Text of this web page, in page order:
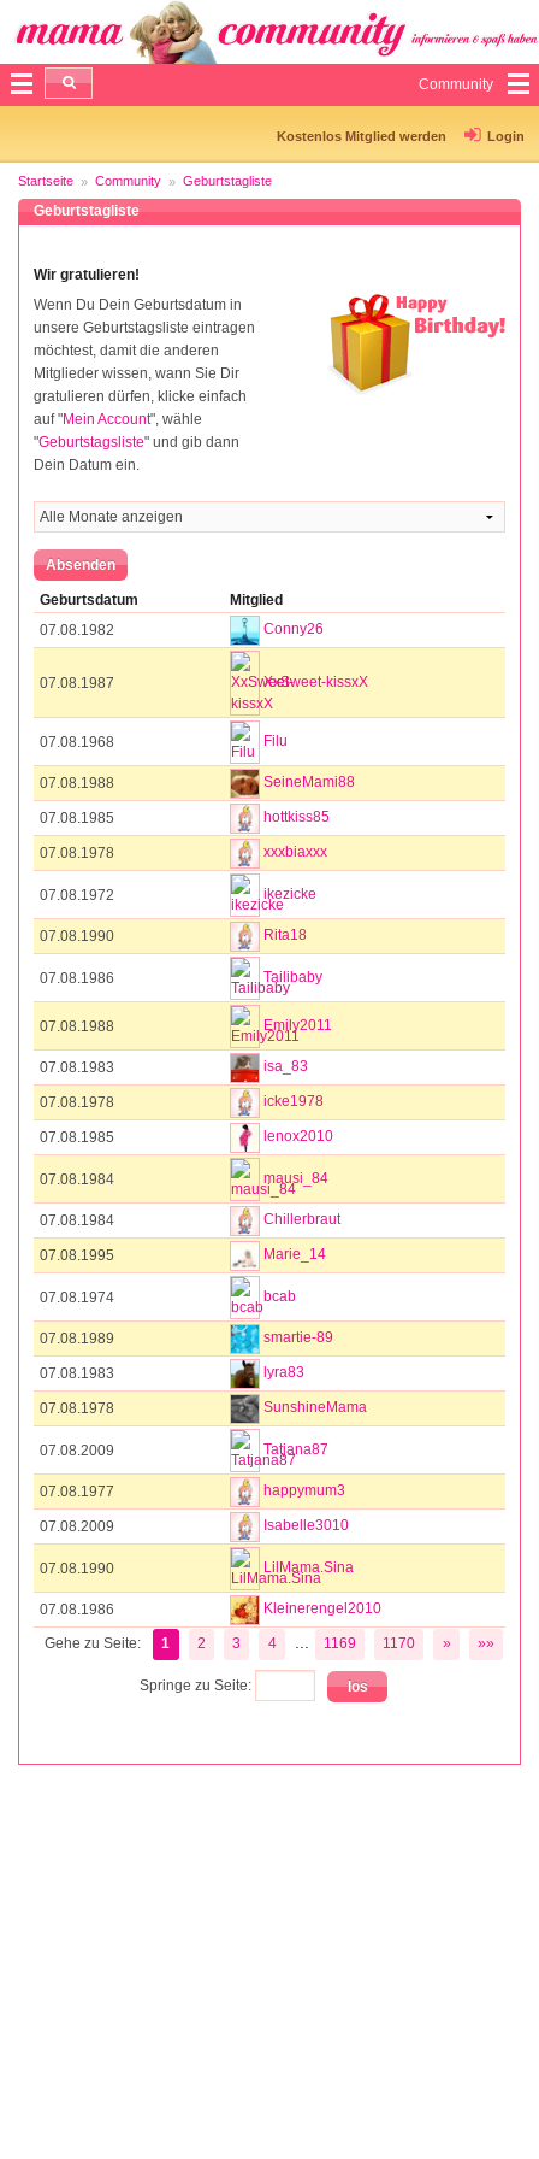
Community
Kostenlos Mitglied werden Login
Startseite Community Geburtstagliste
Geburtstagliste
Wir gratulieren!
Wenn Du Dein Geburtsdatum in
unsere Geburtstagsliste eintragen
möchtest, damit die anderen
Mitglieder wissen, wann Sie Dir
gratulieren dürfen, klicke einfach
auf "Mein Account", wähle
"Geburtstagsliste" und gib dann
Dein Datum ein.
Geburtsdatum
Mitglied
07.08.1982
Conny26
07.08.1987 XxSweet-kissxX
07.08.1968 Filu
07.08.1988 SeineMami88
07.08.1985 hottkiss85
07.08.1978 xxxbiaxxx
07.08.1972 ikezicke
07.08.1990 Rita18
07.08.1986 Tailibaby
07.08.1988 Emily2011
07.08.1983 isa_83
07.08.1978 icke1978
07.08.1985 lenox2010
07.08.1984 mausi_84
07.08.1984 Chillerbraut
07.08.1995 Marie_14
07.08.1974 bcab
07.08.1989 smartie-89
07.08.1983 lyra83
07.08.1978 SunshineMama
07.08.2009 Tatjana87
07.08.1977 happymum3
07.08.2009 Isabelle3010
07.08.1990 LilMama.Sina
07.08.1986 Kleinerengel2010
Gehe zu Seite: 1 2 3 4 ... 1169 1170 » »»
Springe zu Seite: